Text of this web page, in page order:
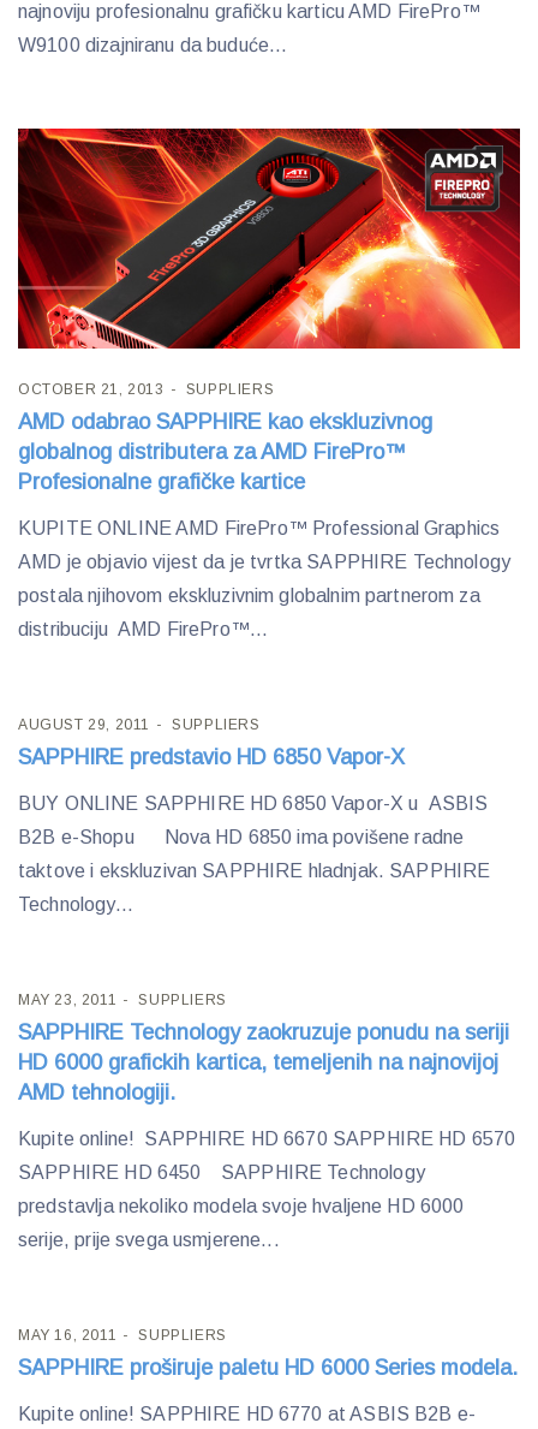
najnoviju profesionalnu grafičku karticu AMD FirePro™
W9100 dizajniranu da buduće...
OCTOBER 21, 2013 SUPPLIERS
AMD odabrao SAPPHIRE kao ekskluzivnog
globalnog distributera za AMD FirePro™
Profesionalne grafičke kartice
KUPITE ONLINE AMD FirePro™ Professional Graphics
AMD je objavio vijest da je tvrtka SAPPHIRE Technology
postala njihovom ekskluzivnim globalnim partnerom za
distribuciju AMD FirePro™...
AUGUST 29, 2011 SUPPLIERS
SAPPHIRE predstavio HD 6850 Vapor-X
BUY ONLINE SAPPHIRE HD 6850 Vapor-X u ASBIS
B2B e-Shopu Nova HD 6850 ima povišene radne
taktove i ekskluzivan SAPPHIRE hladnjak. SAPPHIRE
Technology...
MAY 23, 2011 SUPPLIERS
SAPPHIRE Technology zaokruzuje ponudu na seriji
HD 6000 grafickih kartica, temeljenih na najnovijoj
AMD tehnologiji.
Kupite online! SAPPHIRE HD 6670 SAPPHIRE HD 6570
SAPPHIRE HD 6450 SAPPHIRE Technology
predstavlja nekoliko modela svoje hvaljene HD 6000
serije, prije svega usmjerene...
MAY 16, 2011 SUPPLIERS
SAPPHIRE proširuje paletu HD 6000 Series modela.
Kupite online! SAPPHIRE HD 6770 at ASBIS B2B e-